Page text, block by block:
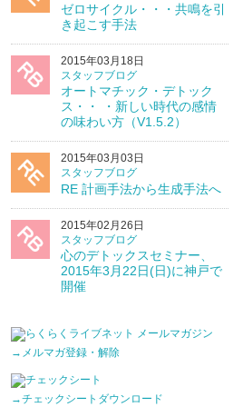
ゼロサイクル・・・共鳴を引
き起こす手法
2015年03月18日
スタッフブログ
オートマチック・デトック
ス・・ ・新しい時代の感情
の味わい方（V1.5.2）
2015年03月03日
スタッフブログ
RE 計画手法から生成手法へ
2015年02月26日
スタッフブログ
心のデトックスセミナー、
2015年3月22日(日)に神戸で
開催
→メルマガ登録・解除
→チェックシートダウンロード